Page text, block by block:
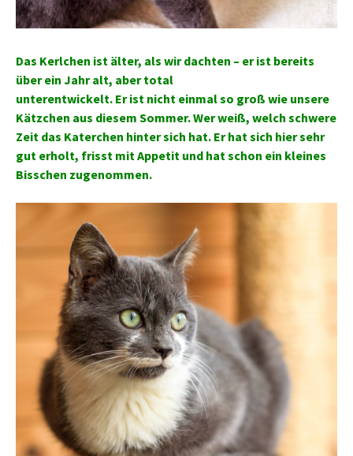
Das Kerlchen ist älter, als wir dachten – er ist bereits
über ein Jahr alt, aber total
unterentwickelt. Er ist nicht einmal so groß wie unsere
Kätzchen aus diesem Sommer. Wer weiß, welch schwere
Zeit das Katerchen hinter sich hat. Er hat sich hier sehr
gut erholt, frisst mit Appetit und hat schon ein kleines
Bisschen zugenommen.